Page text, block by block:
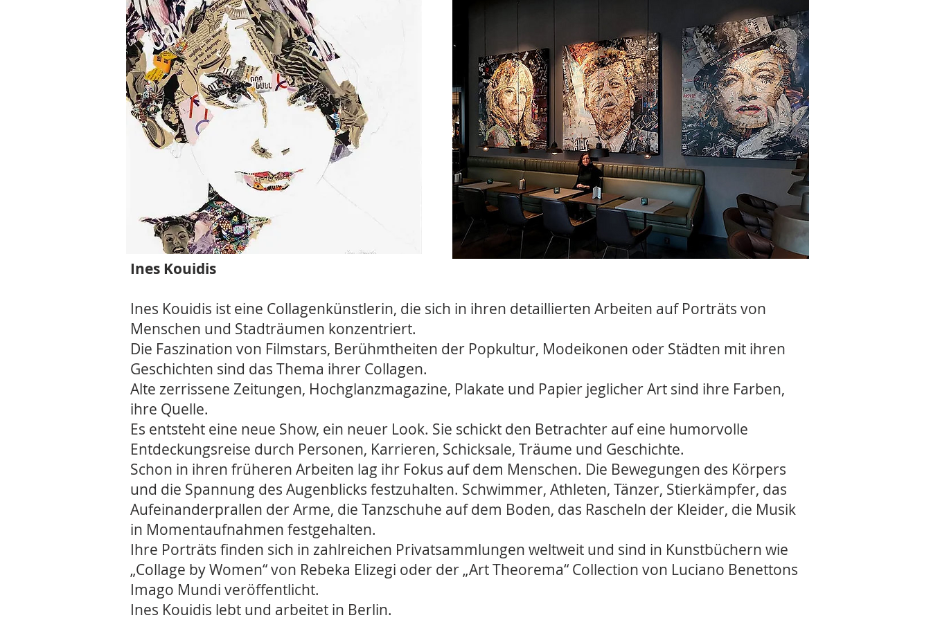
Ines Kouidis
Ines Kouidis ist eine Collagenkünstlerin, die sich in ihren detaillierten Arbeiten auf Porträts von
Menschen und Stadträumen konzentriert.
Die Faszination von Filmstars, Berühmtheiten der Popkultur, Modeikonen oder Städten mit ihren
Geschichten sind das Thema ihrer Collagen.
Alte zerrissene Zeitungen, Hochglanzmagazine, Plakate und Papier jeglicher Art sind ihre Farben,
ihre Quelle.
Es entsteht eine neue Show, ein neuer Look. Sie schickt den Betrachter auf eine humorvolle
Entdeckungsreise durch Personen, Karrieren, Schicksale, Träume und Geschichte.
Schon in ihren früheren Arbeiten lag ihr Fokus auf dem Menschen. Die Bewegungen des Körpers
und die Spannung des Augenblicks festzuhalten. Schwimmer, Athleten, Tänzer, Stierkämpfer, das
Aufeinanderprallen der Arme, die Tanzschuhe auf dem Boden, das Rascheln der Kleider, die Musik
in Momentaufnahmen festgehalten.
Ihre Porträts finden sich in zahlreichen Privatsammlungen weltweit und sind in Kunstbüchern wie
„Collage by Women“ von Rebeka Elizegi oder der „Art Theorema“ Collection von Luciano Benettons
Imago Mundi veröffentlicht.
Ines Kouidis lebt und arbeitet in Berlin.